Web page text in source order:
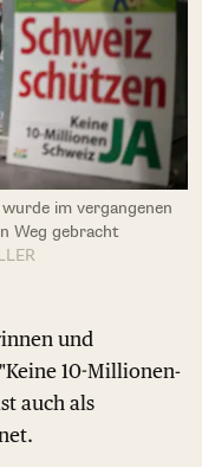
im vergangenen
Weg gebracht
und
10-Millionen-
auch als